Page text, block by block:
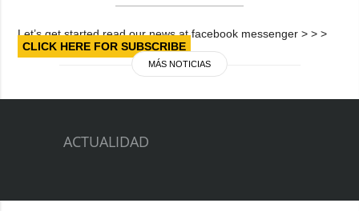
Let’s get started read our news at facebook messenger > > >
CLICK HERE FOR SUBSCRIBE
MÁS NOTICIAS
ACTUALIDAD